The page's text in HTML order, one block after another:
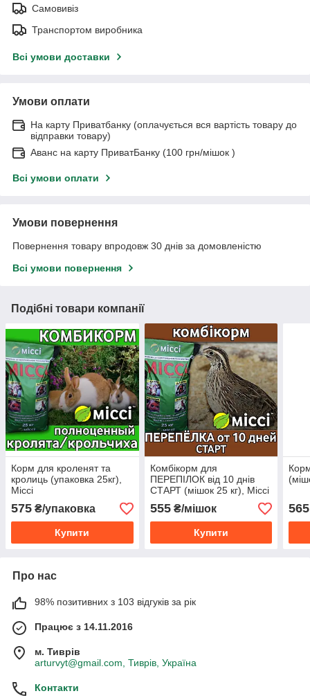
Самовивіз
Транспортом виробника
Всі умови доставки
Умови оплати
На карту Приватбанку (оплачується вся вартість товару до
відправки товару)
Аванс на карту ПриватБанку (100 грн/мішок )
Всі умови оплати
Умови повернення
Повернення товару впродовж 30 днів за домовленістю
Всі умови повернення
Подібні товари компанії
Корм для кроленят та
кролиць (упаковка 25кг),
Міссі
575 ₴/упаковка
Купити
Комбікорм для
ПЕРЕПІЛОК від 10 днів
СТАРТ (мішок 25 кг), Міссі
555₴/мішок
Купити
565
Про нас
98% позитивних з 103 відгуків за рік
Працює з 14.11.2016
м. Тиврів
arturvyt@gmail.com, Тиврів, Україна
Контакти